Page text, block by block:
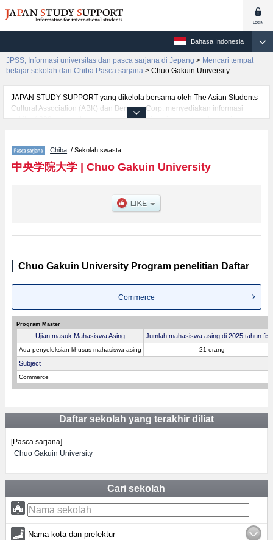
Bahasa Indonesia
JPSS, Informasi universitas dan pasca sarjana di Jepang > Mencari tempat
belajar sekolah dari Chiba Pasca sarjana > Chuo Gakuin University
JAPAN STUDY SUPPORT yang dikelola bersama oleh The Asian Students
Cultural Association (ABK) dan Benesse Corp. menyediakan informasi
sekitar 1300 universitas, pascasarjana, universitas yunior, akademi
informasi per jurusan riset seperti %% research %%, serta berbagai
informasi yang berguna bagi mahasiswa(i) mancanegara seperti kuota
untuk jumlah pendaftar dan jumlah kelulusan ujian masuk mahasiswa(i)
jalan, dan lainnya. Silakan memanfaatkannya.
Chiba / Sekolah swasta
中央学院大学| Chuo Gakuin University
Chuo Gakuin University Program penelitian Daftar
Commerce
Program Master
Ujian masuk Mahasiswa Asing Jumlah mahasiswa asing di 2025 tahun
Ada penyeleksian khusus mahasiswa asing 21 orang
Subject
Commerce
Daftar sekolah yang terakhir diliat
[Pasca sarjana]
Chuo Gakuin University
Cari sekolah
Nama kota dan prefektur